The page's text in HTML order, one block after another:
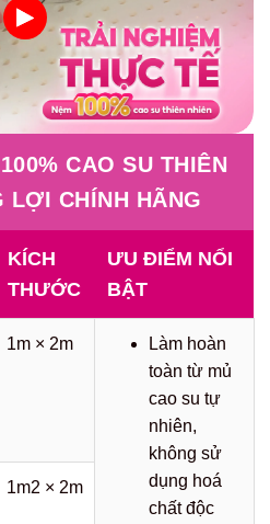
CAO SU THIÊN
LỢI CHÍNH HÃNG
KÍCH
THƯỚC
ƯU ĐIỂM NỔI
BẬT
1m × 2m
Làm hoàn
toàn từ mủ
cao su tự
nhiên,
không sử
dụng hoá
chất độc
1m2 × 2m